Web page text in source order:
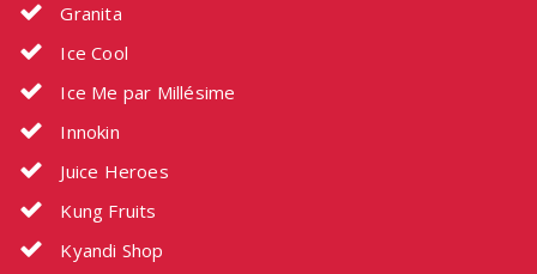
Granita
Ice Cool
Ice Me par Millésime
Innokin
Juice Heroes
Kung Fruits
Kyandi Shop